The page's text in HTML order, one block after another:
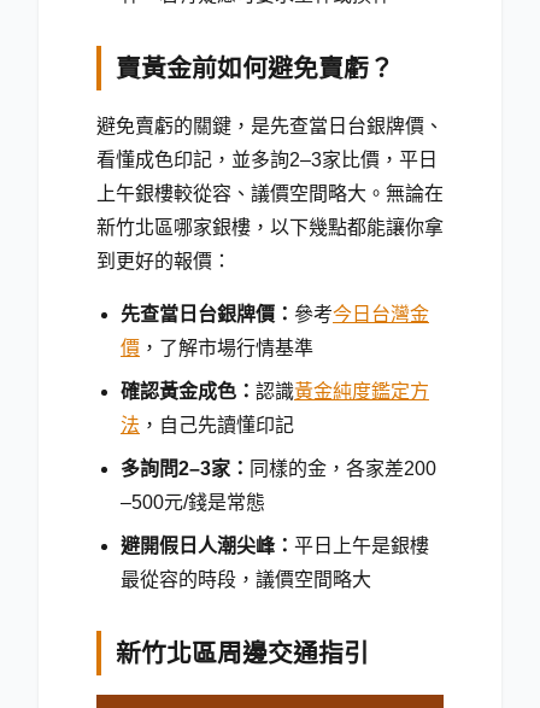
賣黃金前如何避免賣虧？
避免賣虧的關鍵，是先查當日台銀牌價、
看懂成色印記，並多詢2–3家比價，平日
上午銀樓較從容、議價空間略大。無論在
新竹北區哪家銀樓，以下幾點都能讓你拿
到更好的報價：
先查當日台銀牌價： 參考今日台灣金
價 ，了解市場行情基準
確認黃金成色： 認識黃金純度鑑定方
法 ，自己先讀懂印記
多詢問2–3家： 同樣的金，各家差200
–500元/錢是常態
避開假日人潮尖峰： 平日上午是銀樓
最從容的時段，議價空間略大
新竹北區周邊交通指引